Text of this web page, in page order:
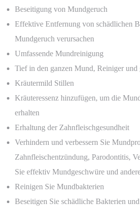
Beseitigung von Mundgeruch
Effektive Entfernung von schädlichen
Mundgeruch verursachen
Umfassende Mundreinigung
Tief in den ganzen Mund, Reiniger und
Kräutermild Stillen
Kräuteressenz hinzufügen, um die
erhalten
Erhaltung der Zahnfleischgesundheit
Verhindern und verbessern Sie
Zahnfleischentzündung, Parodontitis,
Sie effektiv Mundgeschwüre und
Reinigen Sie Mundbakterien
Beseitigen Sie schädliche Bakterien